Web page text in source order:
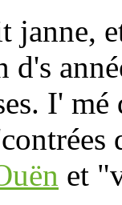
janne,
d's
I'
et